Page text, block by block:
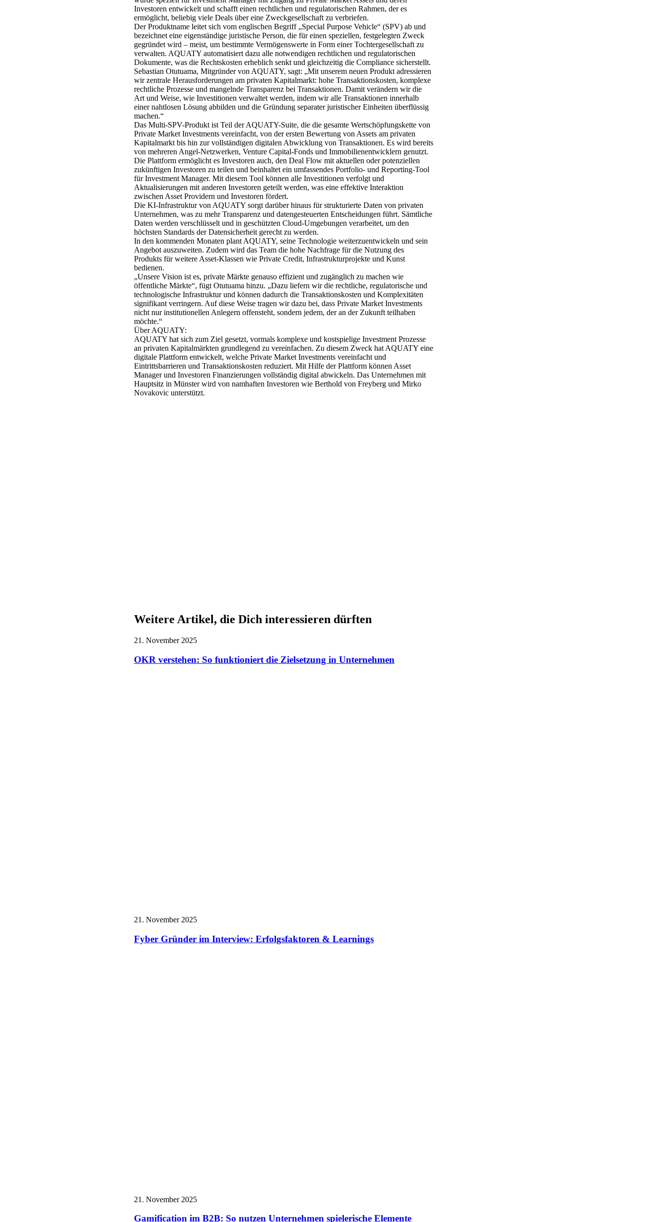
Investoren entwickelt und schafft einen rechtlichen und regulatorischen Rahmen, der es
ermöglicht, beliebig viele Deals über eine Zweckgesellschaft zu verbriefen.
Der Produktname leitet sich vom englischen Begriff „Special Purpose Vehicle“ (SPV) ab und
bezeichnet eine eigenständige juristische Person, die für einen speziellen, festgelegten Zweck
gegründet wird – meist, um bestimmte Vermögenswerte in Form einer Tochtergesellschaft zu
verwalten. AQUATY automatisiert dazu alle notwendigen rechtlichen und regulatorischen
Dokumente, was die Rechtskosten erheblich senkt und gleichzeitig die Compliance sicherstellt.
Sebastian Otutuama, Mitgründer von AQUATY, sagt: „Mit unserem neuen Produkt adressieren
wir zentrale Herausforderungen am privaten Kapitalmarkt: hohe Transaktionskosten, komplexe
rechtliche Prozesse und mangelnde Transparenz bei Transaktionen. Damit verändern wir die
Art und Weise, wie Investitionen verwaltet werden, indem wir alle Transaktionen innerhalb
einer nahtlosen Lösung abbilden und die Gründung separater juristischer Einheiten überflüssig
machen.“
Das Multi-SPV-Produkt ist Teil der AQUATY-Suite, die die gesamte Wertschöpfungskette von
Private Market Investments vereinfacht, von der ersten Bewertung von Assets am privaten
Kapitalmarkt bis hin zur vollständigen digitalen Abwicklung von Transaktionen. Es wird bereits
von mehreren Angel-Netzwerken, Venture Capital-Fonds und Immobilienentwicklern genutzt.
Die Plattform ermöglicht es Investoren auch, den Deal Flow mit aktuellen oder potenziellen
zukünftigen Investoren zu teilen und beinhaltet ein umfassendes Portfolio- und Reporting-Tool
für Investment Manager. Mit diesem Tool können alle Investitionen verfolgt und
Aktualisierungen mit anderen Investoren geteilt werden, was eine effektive Interaktion
zwischen Asset Providern und Investoren fördert.
Die KI-Infrastruktur von AQUATY sorgt darüber hinaus für strukturierte Daten von privaten
Unternehmen, was zu mehr Transparenz und datengesteuerten Entscheidungen führt. Sämtliche
Daten werden verschlüsselt und in geschützten Cloud-Umgebungen verarbeitet, um den
höchsten Standards der Datensicherheit gerecht zu werden.
In den kommenden Monaten plant AQUATY, seine Technologie weiterzuentwickeln und sein
Angebot auszuweiten. Zudem wird das Team die hohe Nachfrage für die Nutzung des
Produkts für weitere Asset-Klassen wie Private Credit, Infrastrukturprojekte und Kunst
bedienen.
„Unsere Vision ist es, private Märkte genauso effizient und zugänglich zu machen wie
öffentliche Märkte“, fügt Otutuama hinzu. „Dazu liefern wir die rechtliche, regulatorische und
technologische Infrastruktur und können dadurch die Transaktionskosten und Komplexitäten
signifikant verringern. Auf diese Weise tragen wir dazu bei, dass Private Market Investments
nicht nur institutionellen Anlegern offensteht, sondern jedem, der an der Zukunft teilhaben
möchte.“
Über AQUATY:
AQUATY hat sich zum Ziel gesetzt, vormals komplexe und kostspielige Investment Prozesse
an privaten Kapitalmärkten grundlegend zu vereinfachen. Zu diesem Zweck hat AQUATY eine
digitale Plattform entwickelt, welche Private Market Investments vereinfacht und
Eintrittsbarrieren und Transaktionskosten reduziert. Mit Hilfe der Plattform können Asset
Manager und Investoren Finanzierungen vollständig digital abwickeln. Das Unternehmen mit
Hauptsitz in Münster wird von namhaften Investoren wie Berthold von Freyberg und Mirko
Novakovic unterstützt.
Weitere Artikel, die Dich interessieren dürften
21. November 2025
OKR verstehen: So funktioniert die Zielsetzung in Unternehmen
21. November 2025
Fyber Gründer im Interview: Erfolgsfaktoren & Learnings
21. November 2025
Gamification im B2B: So nutzen Unternehmen spielerische Elemente